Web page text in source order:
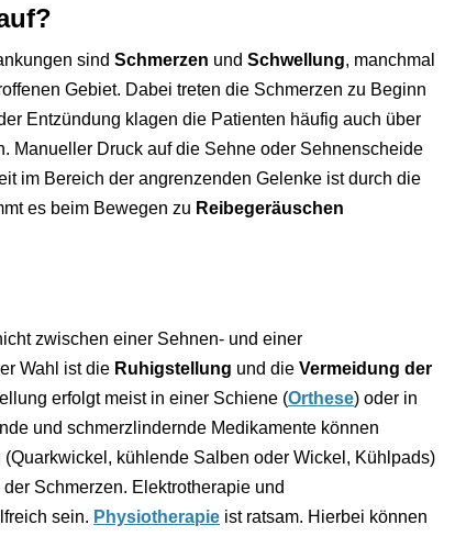
sind Schmerzen und Schwellung, manchmal
Gebiet. Dabei treten die Schmerzen zu Beginn
Entzündung klagen die Patienten häufig auch über
Manueller Druck auf die Sehne oder Sehnenscheide
im Bereich der angrenzenden Gelenke ist durch die
es beim Bewegen zu Reibegeräuschen
zwischen einer Sehnen- und einer
Wahl ist die Ruhigstellung und die Vermeidung der
erfolgt meist in einer Schiene (Orthese) oder in
und schmerzlindernde Medikamente können
kühlende Salben oder Wickel, Kühlpads)
Schmerzen. Elektrotherapie und
sein. Physiotherapie ist ratsam. Hierbei können